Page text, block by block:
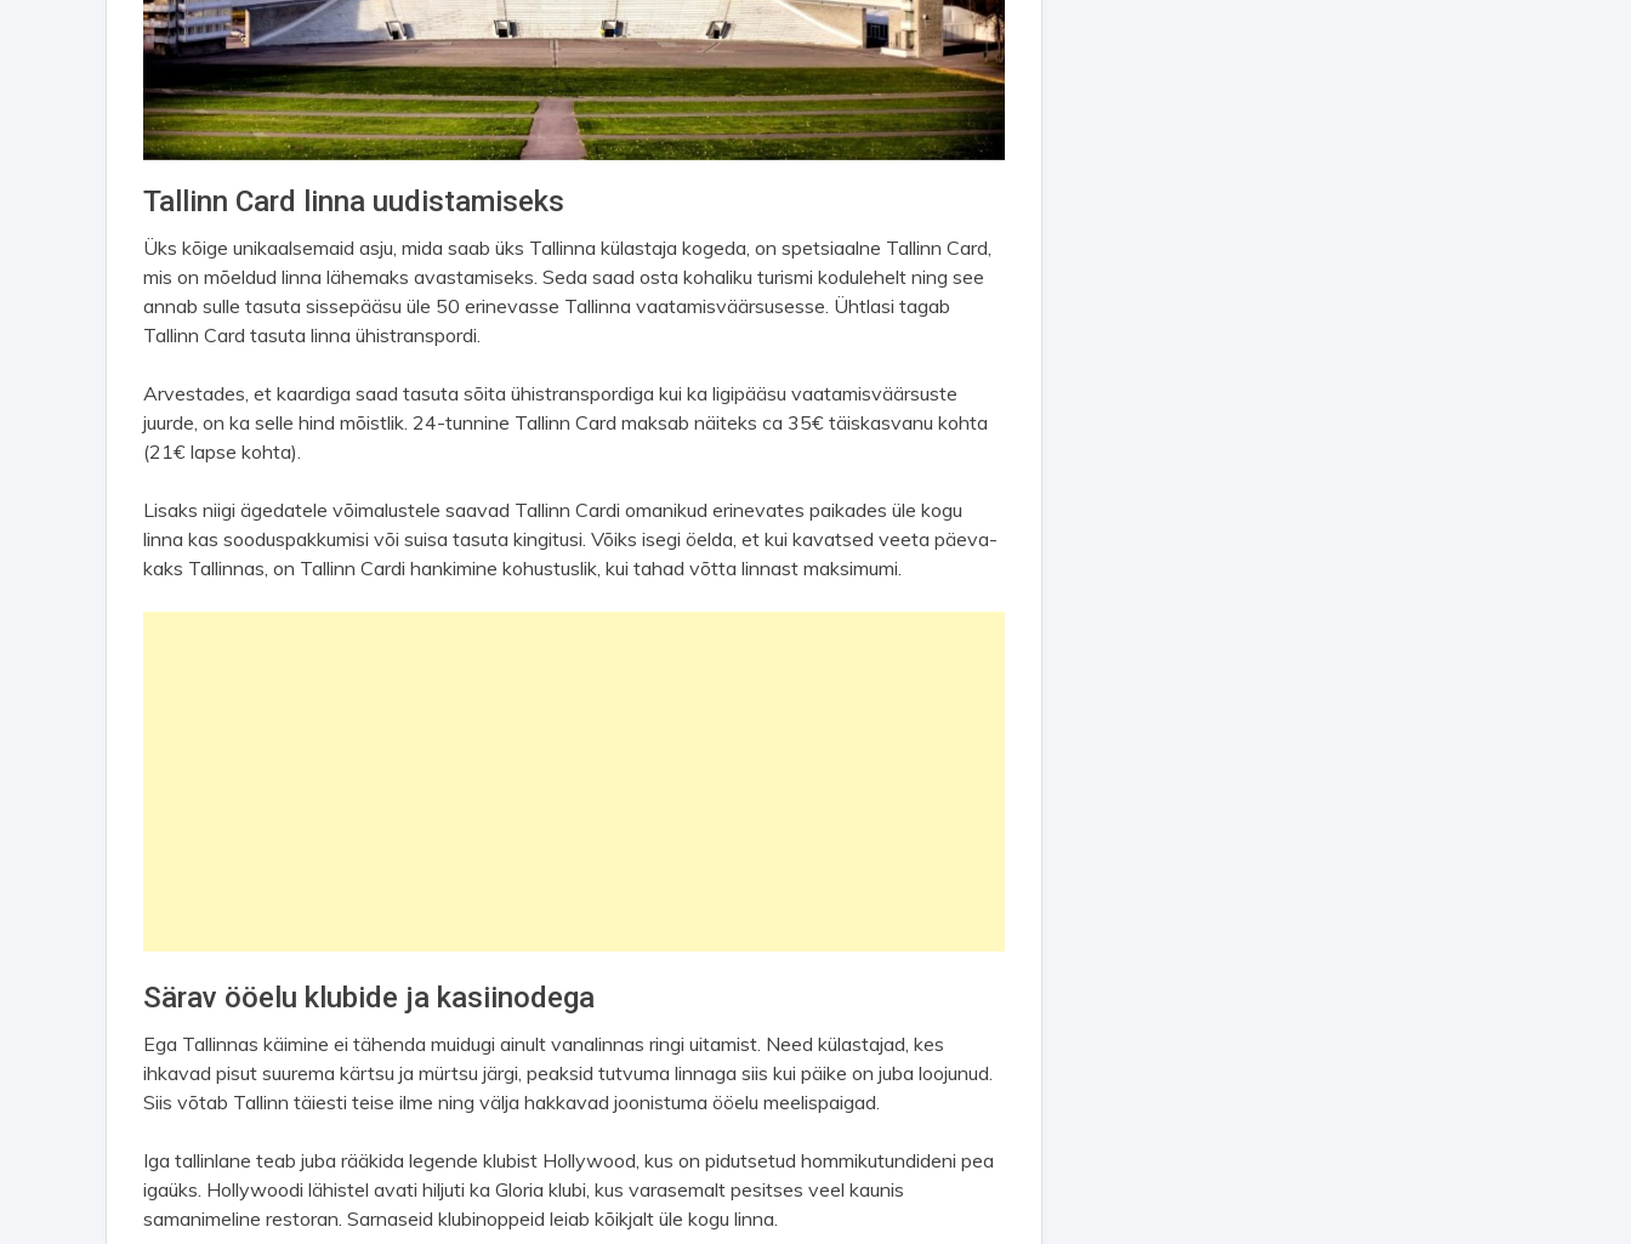
Tallinn Card linna uudistamiseks
Üks kõige unikaalsemaid asju, mida saab üks Tallinna külastaja kogeda, on spetsiaalne Tallinn Card,
mis on mõeldud linna lähemaks avastamiseks. Seda saad osta kohaliku turismi kodulehelt ning see
annab sulle tasuta sissepääsu üle 50 erinevasse Tallinna vaatamisväärsusesse. Ühtlasi tagab
Tallinn Card tasuta linna ühistranspordi.
Arvestades, et kaardiga saad tasuta sõita ühistranspordiga kui ka ligipääsu vaatamisväärsuste
juurde, on ka selle hind mõistlik. 24-tunnine Tallinn Card maksab näiteks ca 35€ täiskasvanu kohta
(21€ lapse kohta).
Lisaks niigi ägedatele võimalustele saavad Tallinn Cardi omanikud erinevates paikades üle kogu
linna kas sooduspakkumisi või suisa tasuta kingitusi. Võiks isegi öelda, et kui kavatsed veeta päeva-
kaks Tallinnas, on Tallinn Cardi hankimine kohustuslik, kui tahad võtta linnast maksimumi.
Särav ööelu klubide ja kasiinodega
Ega Tallinnas käimine ei tähenda muidugi ainult vanalinnas ringi uitamist. Need külastajad, kes
ihkavad pisut suurema kärtsu ja mürtsu järgi, peaksid tutvuma linnaga siis kui päike on juba loojunud.
Siis võtab Tallinn täiesti teise ilme ning välja hakkavad joonistuma ööelu meelispaigad.
Iga tallinlane teab juba rääkida legende klubist Hollywood, kus on pidutsetud hommikutundideni pea
igaüks. Hollywoodi lähistel avati hiljuti ka Gloria klubi, kus varasemalt pesitses veel kaunis
samanimeline restoran. Sarnaseid klubinoppeid leiab kõikjalt üle kogu linna.